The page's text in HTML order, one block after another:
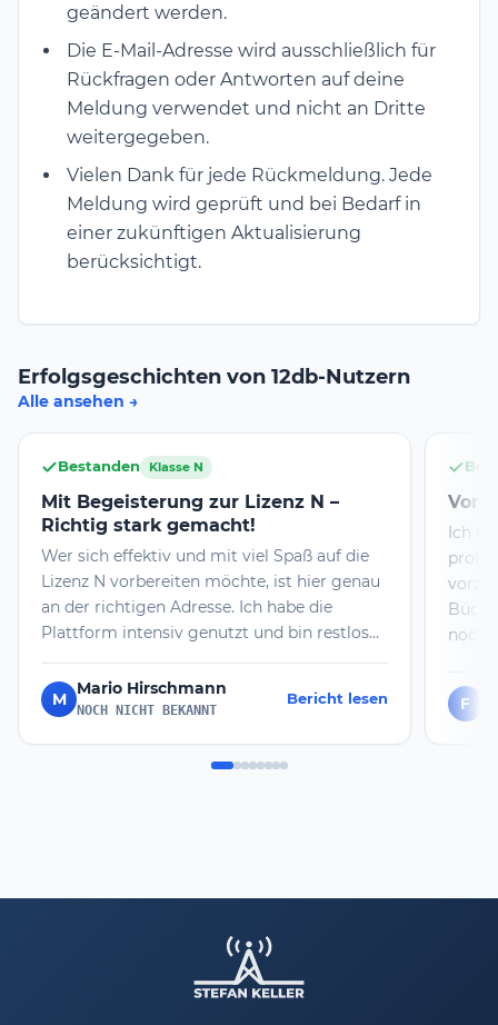
geändert werden.
Die E-Mail-Adresse wird ausschließlich für
Rückfragen oder Antworten auf deine
Meldung verwendet und nicht an Dritte
weitergegeben.
Vielen Dank für jede Rückmeldung. Jede
Meldung wird geprüft und bei Bedarf in
einer zukünftigen Aktualisierung
berücksichtigt.
Erfolgsgeschichten von 12db-Nutzern
Alle ansehen
Bestanden Klasse N
​Mit Begeisterung zur Lizenz N –
Richtig stark gemacht!
​Wer sich effektiv und mit viel Spaß auf die
Lizenz N vorbereiten möchte, ist hier genau
an der richtigen Adresse. Ich habe die
Plattform intensiv genutzt und bin restlos
überzeugt! Die Inhalte sind glasklar erklärt,
der Aufbau ist durchdacht und man merkt
einfach, wie viel Herzblut in dem Projekt
durchzuarbeiten und den Weg in den
M
Mario Hirschmann
NOCH NICHT BEKANNT
Bericht lesen
Von
Ich
noch
ich
und
F